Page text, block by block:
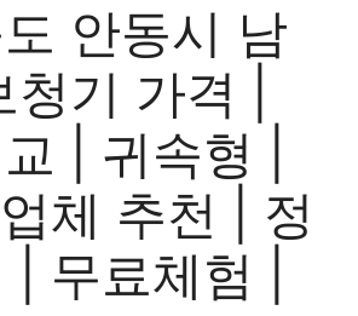
안동시 남
기 가격 |
| 귀속형 |
체 추천 | 정
무료체험 |